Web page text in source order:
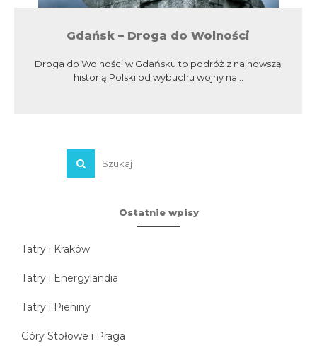
Gdańsk – Droga do Wolności
Droga do Wolności w Gdańsku to podróż z najnowszą
historią Polski od wybuchu wojny na...
Ostatnie wpisy
Tatry i Kraków
Tatry i Energylandia
Tatry i Pieniny
Góry Stołowe i Praga